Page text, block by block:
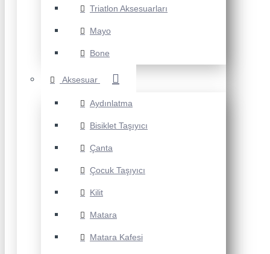
Triatlon Aksesuarları
Mayo
Bone
Aksesuar
Aydınlatma
Bisiklet Taşıyıcı
Çanta
Çocuk Taşıyıcı
Kilit
Matara
Matara Kafesi